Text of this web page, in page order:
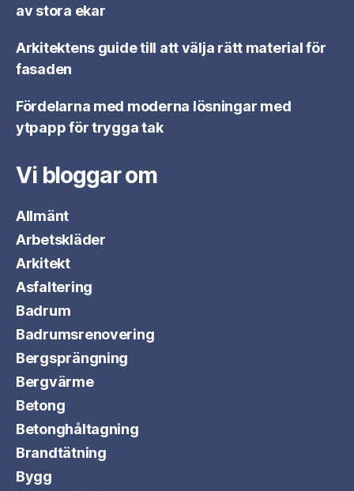
av stora ekar
Arkitektens guide till att välja rätt material för
fasaden
Fördelarna med moderna lösningar med
ytpapp för trygga tak
Vi bloggar om
Allmänt
Arbetskläder
Arkitekt
Asfaltering
Badrum
Badrumsrenovering
Bergsprängning
Bergvärme
Betong
Betonghåltagning
Brandtätning
Bygg